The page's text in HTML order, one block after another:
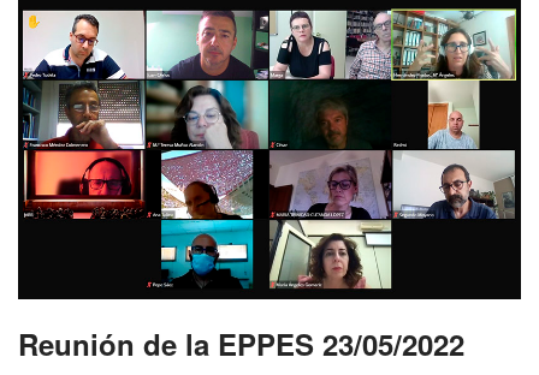
Reunión de la EPPES 23/05/2022